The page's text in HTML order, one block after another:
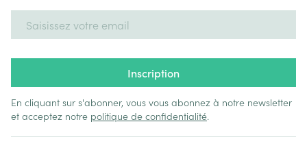
Inscription
En cliquant sur s'abonner, vous vous abonnez à notre newsletter
et acceptez notre politique de confidentialité.